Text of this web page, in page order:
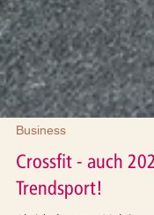
Business
Crossfit - auch